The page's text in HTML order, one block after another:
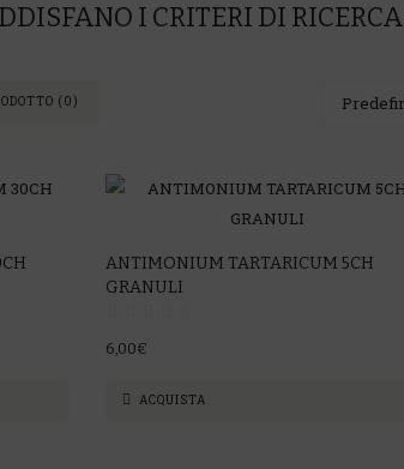
I CRITERI DI RICERCA
(0)
ANTIMONIUM TARTARICUM 5CH
GRANULI
6,00€
ACQUISTA